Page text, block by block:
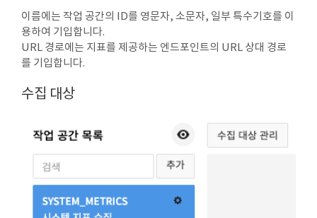
이름에는 작업 공간의 ID를 영문자, 소문자, 일부 특수기호를 이
용하여 기입합니다.
URL 경로에는 지표를 제공하는 엔드포인트의 URL 상대 경로
를 기입합니다.
수집 대상